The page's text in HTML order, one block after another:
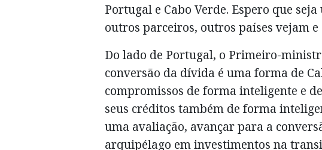
Portugal e Cabo Verde. Espero que
outros parceiros, outros países vejam
Do lado de Portugal, o Primeiro-
conversão da dívida é uma forma de
compromissos de forma inteligente e
seus créditos também de forma
uma avaliação, avançar para a
arquipélago em investimentos na